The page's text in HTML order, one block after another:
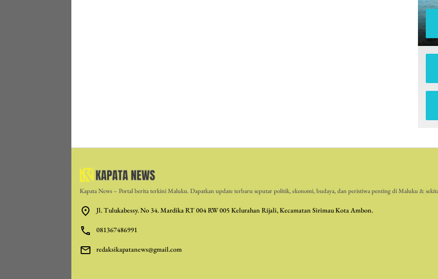
Kapata News – Portal berita terkini Maluku. Dapatkan update terbaru seputar politik, ekonomi, budaya, dan peristiwa penting di Maluku &
Jl. Tulukabessy. No 34. Mardika RT 004 RW 005 Kelurahan Rijali, Kecamatan Sirimau Kota Ambon.
081367486991
redaksikapatanews@gmail.com